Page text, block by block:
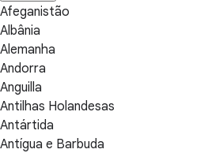
Afeganistão
Albânia
Alemanha
Andorra
Anguilla
Antilhas Holandesas
Antártida
Antígua e Barbuda